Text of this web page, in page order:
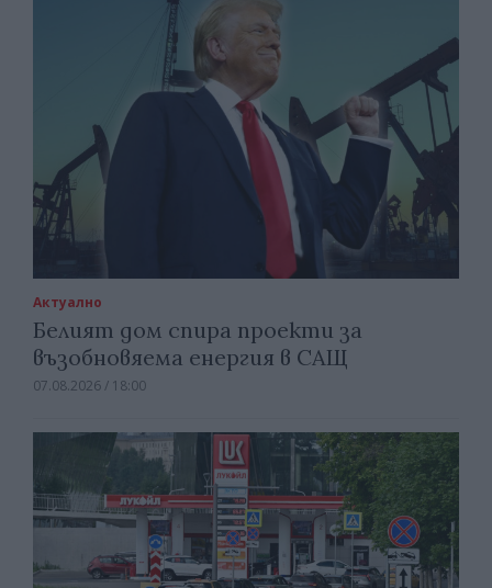
Актуално
Белият дом спира проекти за
възобновяема енергия в САЩ
07.08.2026 / 18:00